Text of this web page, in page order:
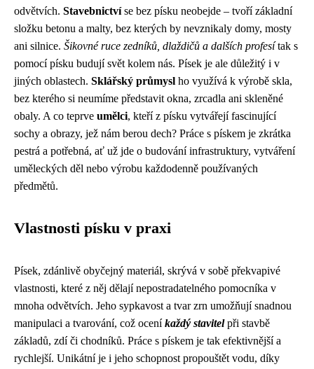
odvětvích. Stavebnictvíse bez písku neobejde – tvoří základní
složku betonu a malty, bez kterých by nevznikaly domy, mosty
ani silnice. Šikovné ruce zedníků, dlaždičů a dalších profesítak s
pomocí písku budují svět kolem nás. Písek je ale důležitý i v
jiných oblastech. Sklářský průmysl ho využívá k výrobě skla,
bez kterého si neumíme představit okna, zrcadla ani skleněné
obaly. A co teprve umělci, kteří z písku vytvářejí fascinující
sochy a obrazy, jež nám berou dech? Práce s pískem je zkrátka
pestrá a potřebná, ať už jde o budování infrastruktury, vytváření
uměleckých děl nebo výrobu každodenně používaných
předmětů.
Vlastnosti písku v praxi
Písek, zdánlivě obyčejný materiál, skrývá v sobě překvapivé
vlastnosti, které z něj dělají nepostradatelného pomocníka v
mnoha odvětvích. Jeho sypkavost a tvar zrn umožňují snadnou
manipulaci a tvarování, což oceníkaždý stavitelpři stavbě
základů, zdí či chodníků. Práce s pískem je tak efektivnější a
rychlejší. Unikátní je i jeho schopnost propouštět vodu, díky